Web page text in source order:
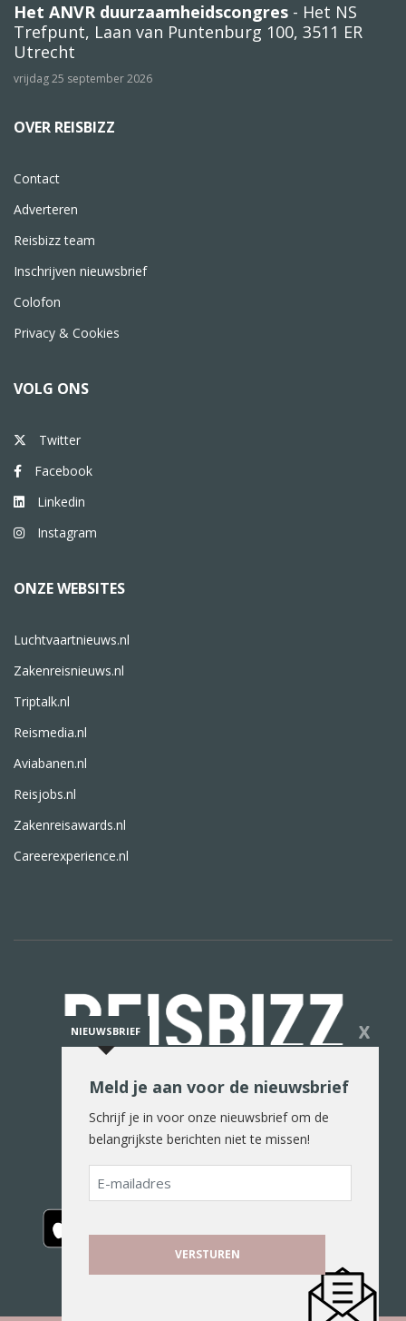
Het ANVR duurzaamheidscongres - Het NS
Trefpunt, Laan van Puntenburg 100, 3511 ER
Utrecht
vrijdag 25 september 2026
OVER REISBIZZ
Contact
Adverteren
Reisbizz team
Inschrijven nieuwsbrief
Colofon
Privacy & Cookies
VOLG ONS
Twitter
Facebook
Linkedin
Instagram
ONZE WEBSITES
Luchtvaartnieuws.nl
Zakenreisnieuws.nl
Triptalk.nl
Reismedia.nl
Aviabanen.nl
Reisjobs.nl
Zakenreisawards.nl
Careerexperience.nl
De reiswereld in woord en beeld
NIEUWSBRIEF X
Meld je aan voor de nieuwsbrief
Schrijf je in voor onze nieuwsbrief om de
belangrijkste berichten niet te missen!
E-
mailadres